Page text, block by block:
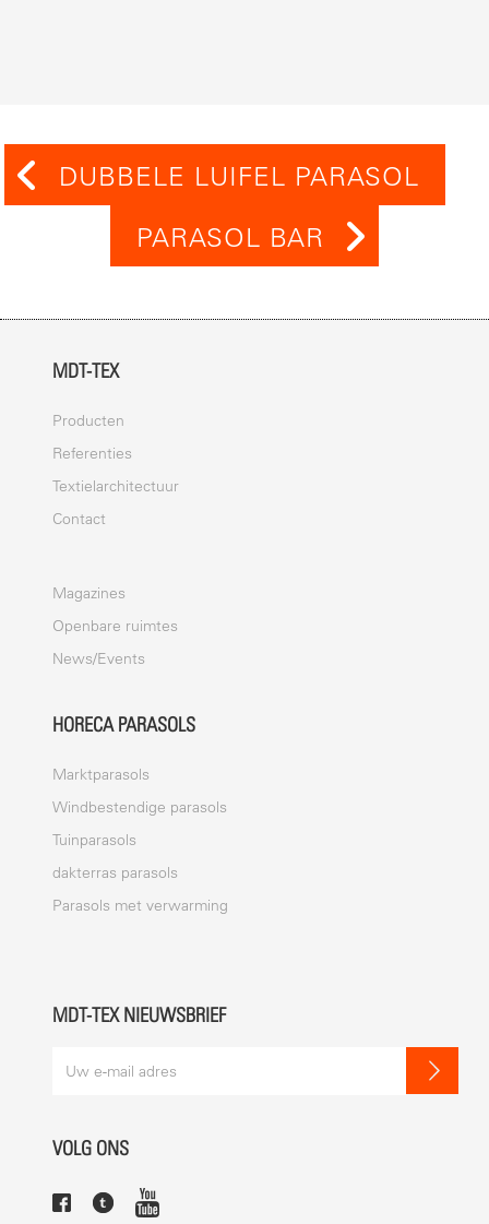
DUBBELE LUIFEL PARASOL
PARASOL BAR
MDT-TEX
Producten
Referenties
Textielarchitectuur
Contact
Magazines
Openbare ruimtes
News/Events
HORECA PARASOLS
Marktparasols
Windbestendige parasols
Tuinparasols
dakterras parasols
Parasols met verwarming
MDT-TEX NIEUWSBRIEF
VOLG ONS